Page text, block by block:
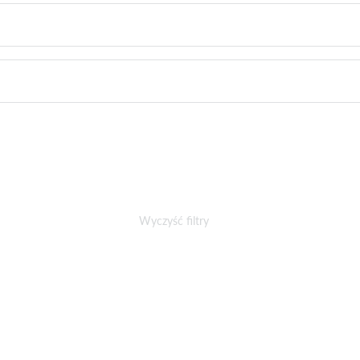
Wyczyść filtry